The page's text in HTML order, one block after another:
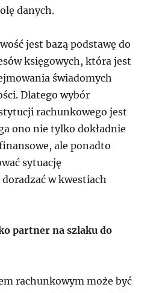
danych.
jest bazą podstawę do
księgowych, która jest
świadomych
Dlatego wybór
rachunkowego jest
ono nie tylko dokładnie
ale ponadto
sytuację
w kwestiach
partner na szlaku do
rachunkowym może być